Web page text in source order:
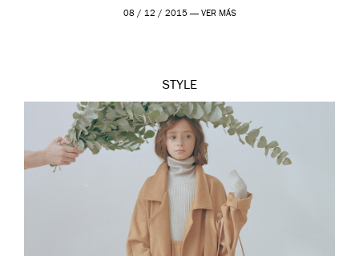
internacional de expertos de la […]
08 / 12 / 2015 — VER MÁS
STYLE